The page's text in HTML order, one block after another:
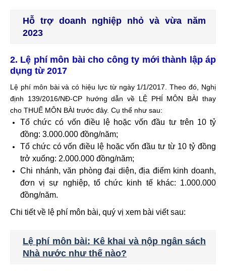
Hỗ trợ doanh nghiệp nhỏ và vừa năm
2023
2. Lệ phí môn bài cho công ty mới thành lập áp
dụng từ 2017
Lệ phí môn bài và có hiệu lực từ ngày 1/1/2017. Theo đó, Nghị
định 139/2016/NĐ-CP hướng dẫn về LỆ PHÍ MÔN BÀI thay
cho THUẾ MÔN BÀI trước đây. Cụ thể như sau:
Tổ chức có vốn điều lệ hoặc vốn đầu tư trên 10 tỷ
đồng: 3.000.000 đồng/năm;
Tổ chức có vốn điều lệ hoặc vốn đầu tư từ 10 tỷ đồng
trở xuống: 2.000.000 đồng/năm;
Chi nhánh, văn phòng đại diện, địa điểm kinh doanh,
đơn vị sự nghiệp, tổ chức kinh tế khác: 1.000.000
đồng/năm.
Chi tiết về lệ phí môn bài, quý vị xem bài viết sau:
Lệ phí môn bài: Kê khai và nộp ngân sách
Nhà nước như thế nào?